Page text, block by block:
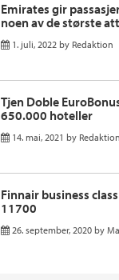
Emirates gir
noen av de største
1. juli, 2022 by Redaktion
Tjen Doble
650.000 hoteller
14. mai, 2021 by Redaktion
Finnair business
11700
26. september, 2020 by